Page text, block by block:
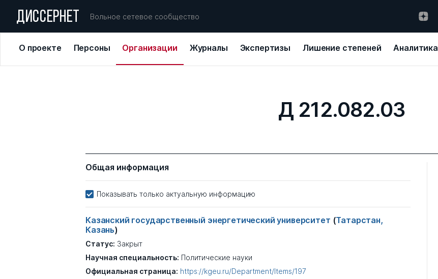
ДИССЕРНЕТ Вольное сетевое сообщество
О проекте Персоны Организации Журналы Экспертизы Лишение степеней Аналитика
Д 212.082.03
Общая информация
Показывать только актуальную информацию
Казанский государственный энергетический университет (Татарстан,
Казань)
Статус: Закрыт
Научная специальность: Политические науки
Официальная страница: https://kgeu.ru/Department/Items/197